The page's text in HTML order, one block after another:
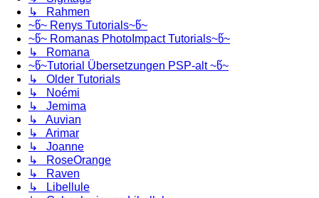
↳ Rahmen
~წ~ Renys Tutorials~წ~
~წ~ Romanas PhotoImpact Tutorials~წ~
↳ Romana
~წ~Tutorial Übersetzungen PSP-alt ~წ~
↳ Older Tutorials
↳ Noémi
↳ Jemima
↳ Auvian
↳ Arimar
↳ Joanne
↳ RoseOrange
↳ Raven
↳ Libellule